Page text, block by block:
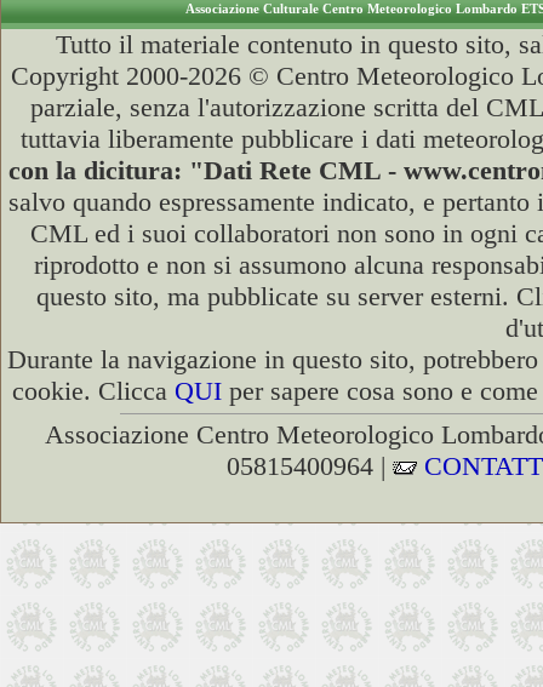
Associazione Culturale Centro Meteorologico Lombardo
Tutto il materiale contenuto in questo sito,
Copyright 2000-2026 © Centro Meteorologico
parziale, senza l'autorizzazione scritta del
tuttavia liberamente pubblicare i dati
con la dicitura: "Dati Rete CML -
salvo quando espressamente indicato, e
CML ed i suoi collaboratori non sono in ogni
riprodotto e non si assumono alcuna
questo sito, ma pubblicate su server esterni.
Durante la navigazione in questo sito,
cookie. Clicca QUI per sapere cosa sono e
Associazione Centro Meteorologico
05815400964 |